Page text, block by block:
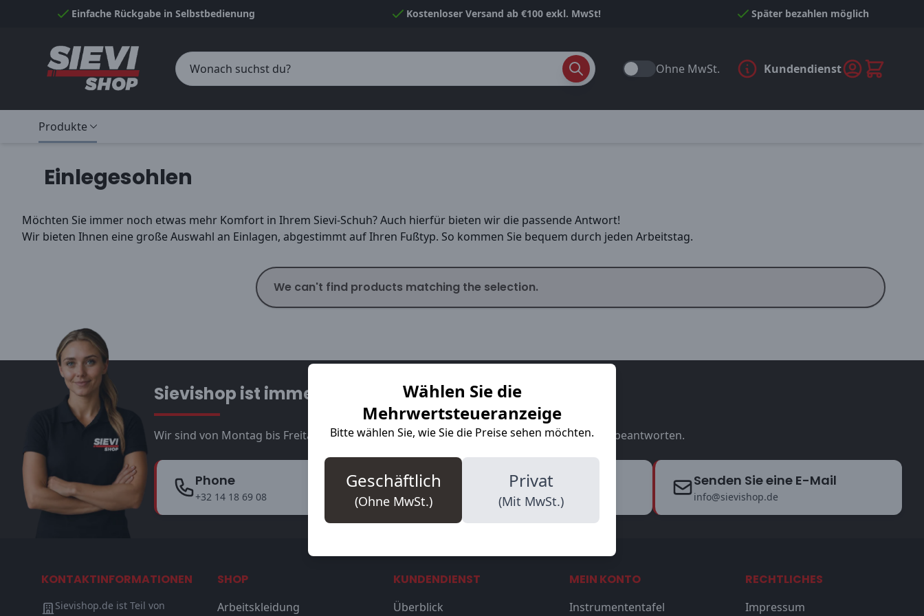
Skip to Content
Wählen Sie die
Mehrwertsteueranzeige
Bitte wählen Sie, wie Sie die Preise sehen möchten.
Geschäftlich
(Ohne MwSt.)
Privat
(Mit MwSt.)
Einfache Rückgabe in Selbstbedienung Kostenloser Versand ab €100 exkl. MwSt! Später bezahlen möglich
Ohne MwSt. Kundendienst
Produkte
Einlegesohlen
Möchten Sie immer noch etwas mehr Komfort in Ihrem Sievi-Schuh? Auch hierfür bieten wir die passende Antwort!
Wir bieten Ihnen eine große Auswahl an Einlagen, abgestimmt auf Ihren Fußtyp. So kommen Sie bequem durch jeden Arbeitstag.
We can't find products matching the selection.
Sievishop ist immer für Sie da
Wir sind von Montag bis Freitag von 09:00 bis 17:30 verfügbar. Bereit, alle Ihre Fragen zu beantworten.
Phone
+32 14 18 69 08
WhatsApp Senden Sie eine E-Mail
info@sievishop.de
KONTAKTINFORMATIONEN
Sievishop.de ist Teil von
SHOP
Arbeitskleidung
KUNDENDIENST
Überblick
MEIN KONTO
Instrumententafel
RECHTLICHES
Impressum